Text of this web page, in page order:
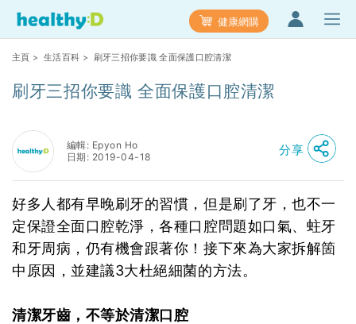
健康網購
主頁 > 生活百科 > 刷牙三招你要識 全面保護口腔清潔
刷牙三招你要識 全面保護口腔清潔
編輯: Epyon Ho
日期: 2019-04-18
分享
好多人都有早晚刷牙的習慣，但是刷了牙，也不一
定保證全面口腔乾淨，各種口腔問題如口氣、蛀牙
和牙周病，仍有機會跟著你！接下來為大家拆解箇
中原因，並建議3大杜絕細菌的方法。
清潔牙齒，不等於清潔口腔